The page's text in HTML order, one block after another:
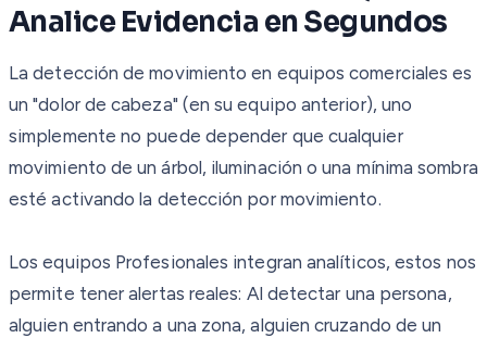
Analice Evidencia en Segundos
La detección de movimiento en equipos comerciales es
un "dolor de cabeza" (en su equipo anterior), uno
simplemente no puede depender que cualquier
movimiento de un árbol, iluminación o una mínima sombra
esté activando la detección por movimiento.
Los equipos Profesionales integran analíticos, estos nos
permite tener alertas reales: Al detectar una persona,
alguien entrando a una zona, alguien cruzando de un